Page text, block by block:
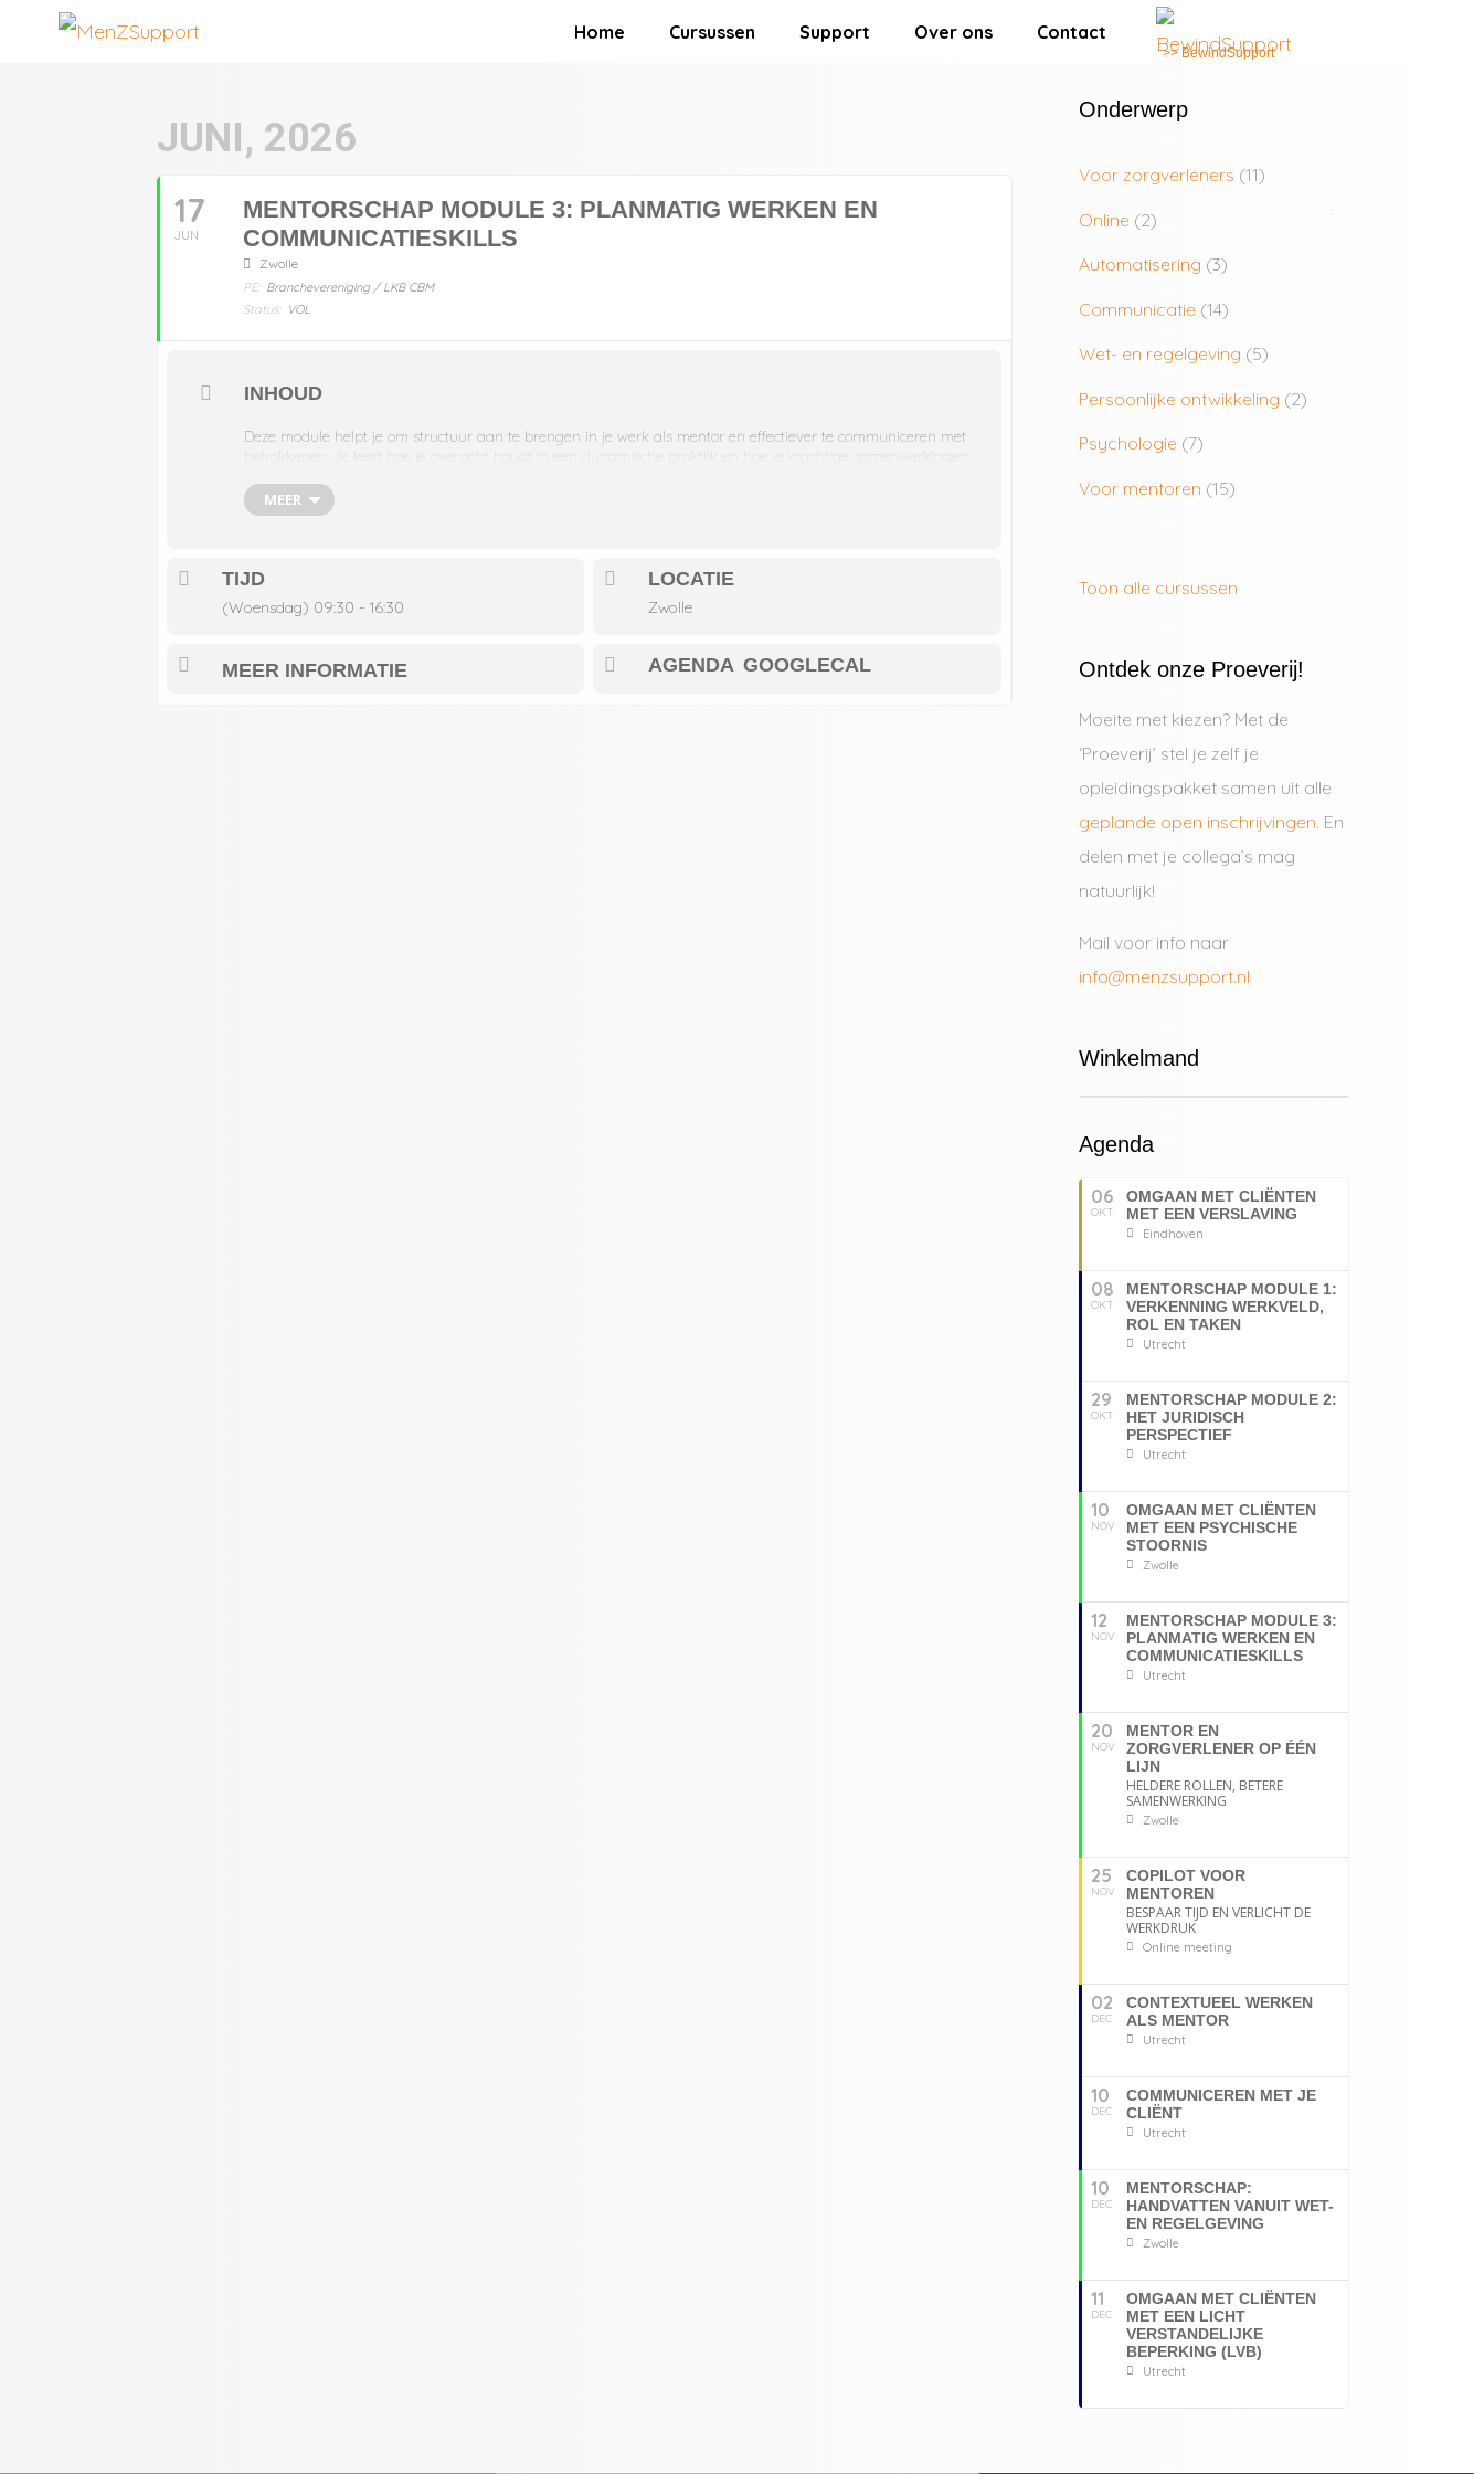
Home Cursussen Support Over ons Contact
>> BewindSupport
JUNI, 2026
17
JUN
MENTORSCHAP MODULE 3: PLANMATIG WERKEN EN
COMMUNICATIESKILLS
Zwolle
PE: Branchevereniging / LKB CBM
Status: VOL
INHOUD
Deze module helpt je om structuur aan te brengen in je werk als mentor en effectiever te communiceren met
betrokkenen. Je leert hoe je overzicht houdt in een dynamische praktijk en hoe je krachtige samenwerkingen
MEER
TIJD
(Woensdag) 09:30 - 16:30
LOCATIE
Zwolle
MEER INFORMATIE AGENDA GOOGLECAL
Onderwerp
Voor zorgverleners (11)
Online (2)
Automatisering (3)
Communicatie (14)
Wet- en regelgeving (5)
Persoonlijke ontwikkeling (2)
Psychologie (7)
Voor mentoren (15)
Toon alle cursussen
Ontdek onze Proeverij!
Moeite met kiezen? Met de
‘Proeverij’ stel je zelf je
opleidingspakket samen uit alle
geplande open inschrijvingen . En
delen met je collega’s mag
natuurlijk!
Mail voor info naar
info@menzsupport.nl
Winkelmand
Agenda
06
OKT
OMGAAN MET CLIËNTEN
MET EEN VERSLAVING
Eindhoven
08
OKT
MENTORSCHAP MODULE 1:
VERKENNING WERKVELD,
ROL EN TAKEN
Utrecht
29
OKT
MENTORSCHAP MODULE 2:
HET JURIDISCH
PERSPECTIEF
Utrecht
10
NOV
OMGAAN MET CLIËNTEN
MET EEN PSYCHISCHE
STOORNIS
Zwolle
12
NOV
MENTORSCHAP MODULE 3:
PLANMATIG WERKEN EN
COMMUNICATIESKILLS
Utrecht
20
NOV
MENTOR EN
ZORGVERLENER OP ÉÉN
LIJN
HELDERE ROLLEN, BETERE
SAMENWERKING
Zwolle
25
NOV
COPILOT VOOR
MENTOREN
BESPAAR TIJD EN VERLICHT DE
WERKDRUK
Online meeting
02
DEC
CONTEXTUEEL WERKEN
ALS MENTOR
Utrecht
10
DEC
COMMUNICEREN MET JE
CLIËNT
Utrecht
10
DEC
MENTORSCHAP:
HANDVATTEN VANUIT WET-
EN REGELGEVING
Zwolle
11
DEC
OMGAAN MET CLIËNTEN
MET EEN LICHT
VERSTANDELIJKE
BEPERKING (LVB)
Utrecht